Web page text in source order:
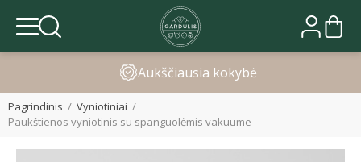
Greitas pristatymas
Pagrindinis
Vyniotiniai
Paukštienos vyniotinis su spanguolėmis vakuume